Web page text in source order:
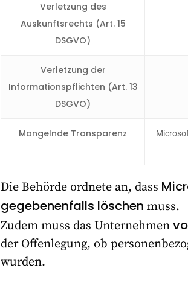
Verletzung des
Auskunftsrechts (Art. 15
DSGVO)
Verletzung der
Informationspflichten (Art. 13
DSGVO)
Mangelnde Transparenz
Die Behörde ordnete an, dass
gegebenenfalls löschen muss.
Zudem muss das Unternehmen
der Offenlegung, ob
wurden.